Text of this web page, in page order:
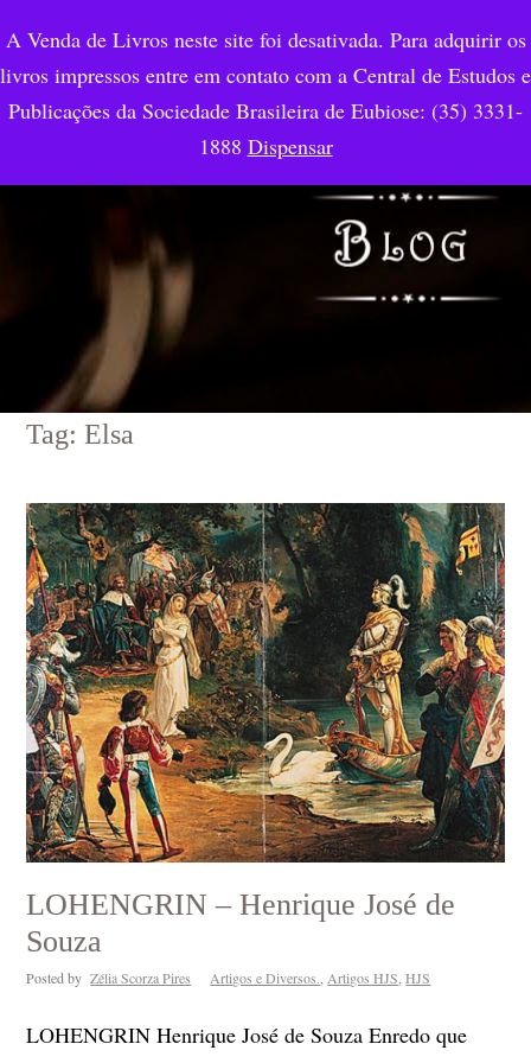
Tag: Elsa
LOHENGRIN – Henrique José de
Souza
Posted by Zélia Scorza Pires Artigos e Diversos.,Artigos HJS,HJS
LOHENGRIN Henrique José de Souza Enredo que
A Venda de Livros neste site foi desativada. Para adquirir os
livros impressos entre em contato com a Central de Estudos e
Publicações da Sociedade Brasileira de Eubiose: (35) 3331-
1888 Dispensar